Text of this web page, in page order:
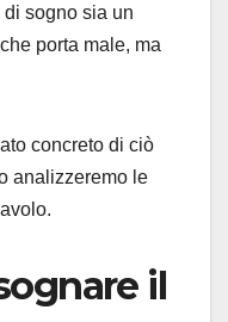
sogno sia un
porta male, ma
concreto di ciò
analizzeremo le
il